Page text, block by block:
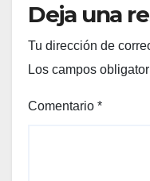
Deja una
Tu dirección de
Los campos
Comentario *